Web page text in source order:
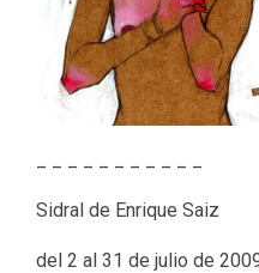
Sidral de Enrique Saiz
del 2 al 31 de julio de